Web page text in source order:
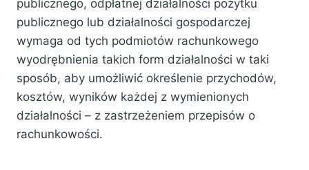
publicznego, odpłatnej działalności pożytku
publicznego lub działalności gospodarczej
wymaga od tych podmiotów rachunkowego
wyodrębnienia takich form działalności w taki
sposób, aby umożliwić określenie przychodów,
kosztów, wyników każdej z wymienionych
działalności – z zastrzeżeniem przepisów o
rachunkowości.